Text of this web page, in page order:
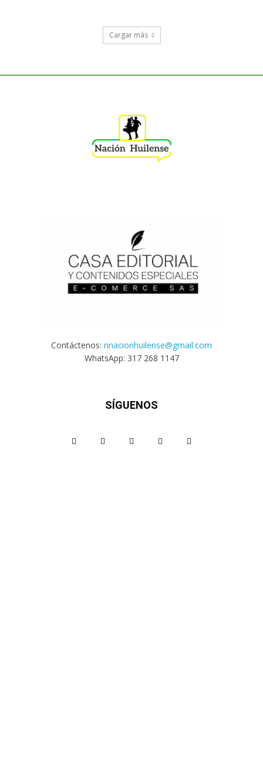
Cargar más
Contáctenos: nnacionhuilense@gmail.com
WhatsApp: 317 268 1147
SÍGUENOS